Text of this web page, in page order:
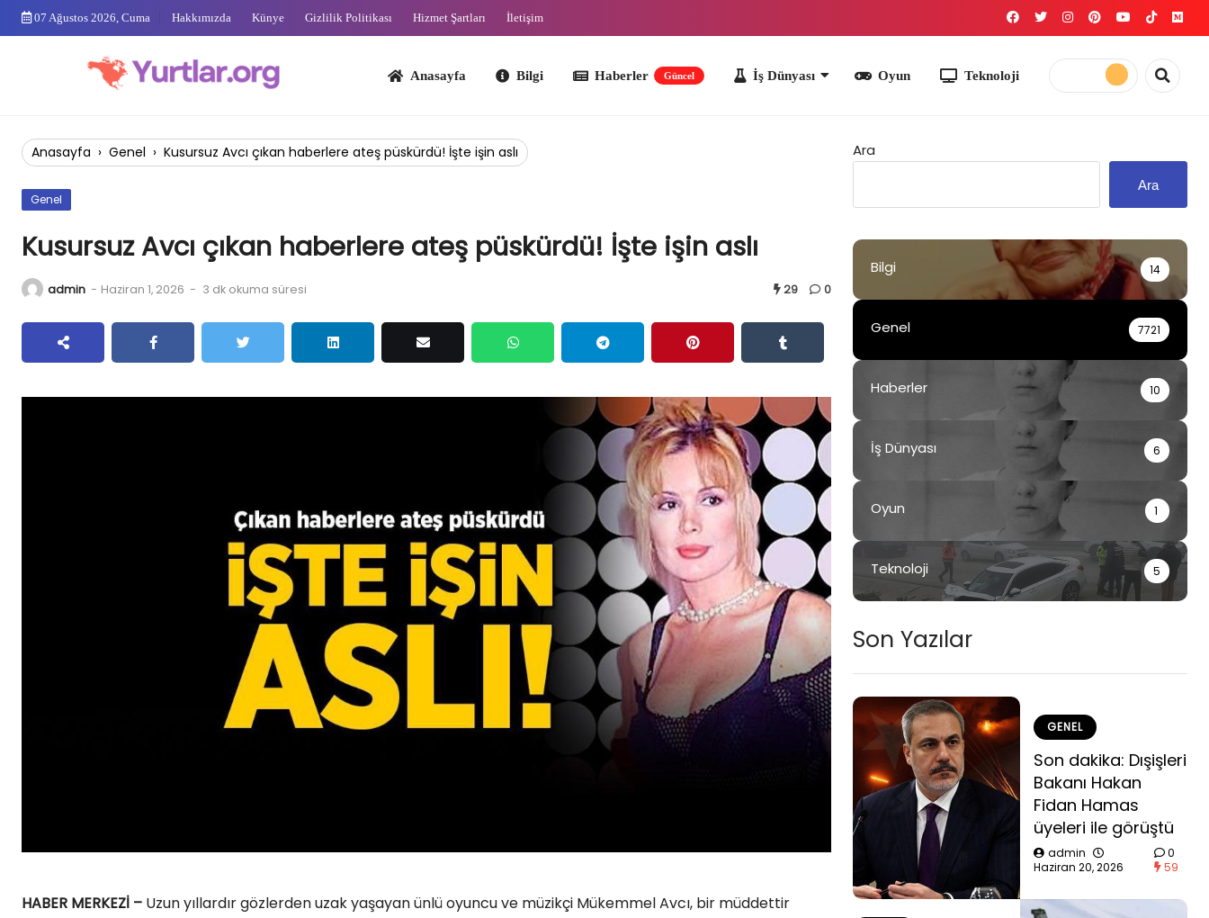
Skip
07 Ağustos 2026, Cuma Hakkımızda Künye Gizlilik Politikası Hizmet Şartları İletişim
Anasayfa Haberler İş Dünyası Teknoloji
Anasayfa › Genel › Kusursuz Avcı çıkan haberlere ateş püskürdü! İşte işin aslı
Genel
Kusursuz Avcı çıkan haberlere ateş püskürdü! İşte işin aslı
admin - Haziran 1, 2026 - 3 dk okuma süresi 29 0
HABER MERKEZİ – Uzun yıllardır gözlerden uzak yaşayan ünlü oyuncu ve müzikçi Mükemmel Avcı, bir müddettir
Ara
Ara
Bilgi 14
Genel 7721
Haberler 10
İş Dünyası 6
Oyun 1
Teknoloji 5
Son Yazılar
GENEL
Son dakika: Dışişleri
Bakanı Hakan
Fidan Hamas
üyeleri ile görüştü
admin
Haziran 20, 2026
0
59